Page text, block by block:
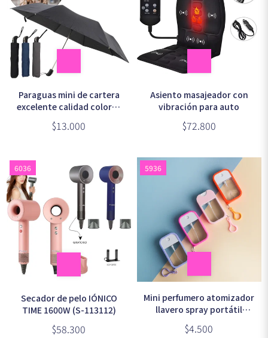
Paraguas mini de cartera
excelente calidad colores
surtidos
$13.000
Asiento masajeador con
vibración para auto
$72.800
6036
Secador de pelo IÓNICO
TIME 1600W (S-113112)
$58.300
5936
Mini perfumero atomizador
llavero spray portátil
$4.500